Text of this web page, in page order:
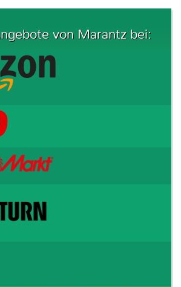
von Marantz bei: